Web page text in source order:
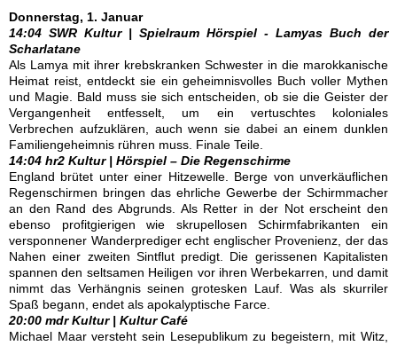
Donnerstag, 1. Januar
14:04 SWR Kultur | Spielraum Hörspiel - Lamyas Buch der
Scharlatane
Als Lamya mit ihrer krebskranken Schwester in die marokkanische
Heimat reist, entdeckt sie ein geheimnisvolles Buch voller Mythen
und Magie. Bald muss sie sich entscheiden, ob sie die Geister der
Vergangenheit entfesselt, um ein vertuschtes koloniales
Verbrechen aufzuklären, auch wenn sie dabei an einem dunklen
Familiengeheimnis rühren muss. Finale Teile.
14:04 hr2 Kultur | Hörspiel – Die Regenschirme
England brütet unter einer Hitzewelle. Berge von unverkäuflichen
Regenschirmen bringen das ehrliche Gewerbe der Schirmmacher
an den Rand des Abgrunds. Als Retter in der Not erscheint den
ebenso profitgierigen wie skrupellosen Schirmfabrikanten ein
versponnener Wanderprediger echt englischer Provenienz, der das
Nahen einer zweiten Sintflut predigt. Die gerissenen Kapitalisten
spannen den seltsamen Heiligen vor ihren Werbekarren, und damit
nimmt das Verhängnis seinen grotesken Lauf. Was als skurriler
Spaß begann, endet als apokalyptische Farce.
20:00 mdr Kultur | Kultur Café
Michael Maar versteht sein Lesepublikum zu begeistern, mit Witz,